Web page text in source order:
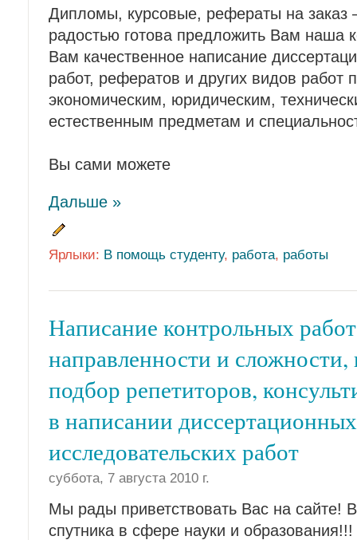
Дипломы, курсовые, рефераты на заказ
радостью готова предложить Вам наша
Вам качественное написание
работ, рефератов и других видов работ
экономическим, юридическим,
естественным предметам и
Вы сами можете
Дальше »
Ярлыки: В помощь студенту, работа, работы
Написание контрольных
направленности и сложности,
подбор репетиторов,
в написании
исследовательских работ
суббота, 7 августа 2010 г.
Мы рады приветствовать Вас на сайте!
спутника в сфере науки и образования!!!